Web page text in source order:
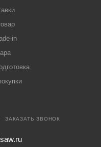
in
ЗАКАЗАТЬ ЗВОНОК